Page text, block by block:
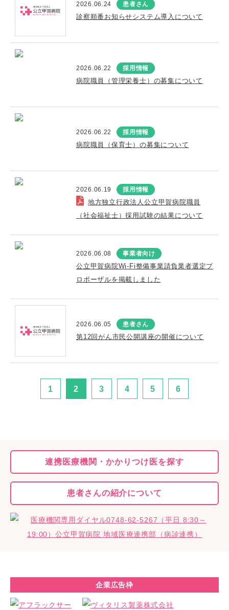
2026.06.24 患者さん
診察順番お知らせシステム導入について
2026.06.22 採用情報
病院職員（管理栄養士）の募集について
2026.06.22 採用情報
病院職員（保育士）の募集について
2026.06.19 採用情報
地方独立行政法人公立甲賀病院職員
（社会福祉士）採用試験の結果について
2026.06.08 事業者向け
公立甲賀病院Wi-Fi整備事業請負業者選定プ
ロポーザルを掲載しました
2026.06.05 患者さん
第12回がん市民公開講座の開催について
1 2 3 4 5 6
連携医療機関・かかりつけ医を探す
患者さんの紹介について
企業広告枠